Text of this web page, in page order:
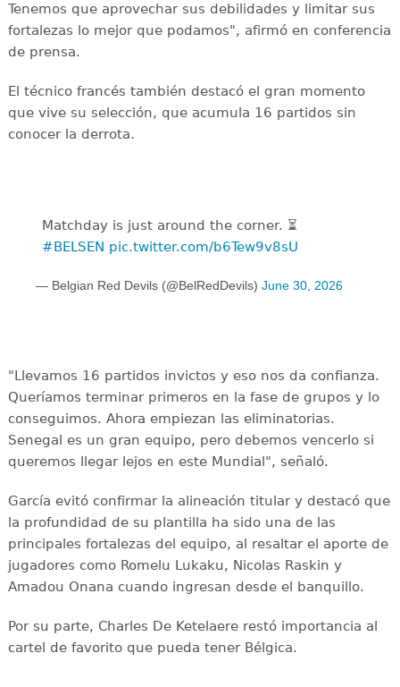
Tenemos que aprovechar sus debilidades y limitar sus
fortalezas lo mejor que podamos", afirmó en conferencia
de prensa.
El técnico francés también destacó el gran momento
que vive su selección, que acumula 16 partidos sin
conocer la derrota.
Matchday is just around the corner. ⏳
#BELSEN pic.twitter.com/b6Tew9v8sU
— Belgian Red Devils (@BelRedDevils) June 30, 2026
"Llevamos 16 partidos invictos y eso nos da confianza.
Queríamos terminar primeros en la fase de grupos y lo
conseguimos. Ahora empiezan las eliminatorias.
Senegal es un gran equipo, pero debemos vencerlo si
queremos llegar lejos en este Mundial", señaló.
García evitó confirmar la alineación titular y destacó que
la profundidad de su plantilla ha sido una de las
principales fortalezas del equipo, al resaltar el aporte de
jugadores como Romelu Lukaku, Nicolas Raskin y
Amadou Onana cuando ingresan desde el banquillo.
Por su parte, Charles De Ketelaere restó importancia al
cartel de favorito que pueda tener Bélgica.